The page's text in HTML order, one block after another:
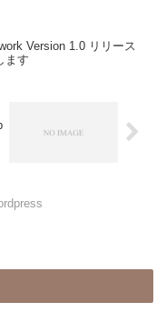
Version 1.0 リリース
ます